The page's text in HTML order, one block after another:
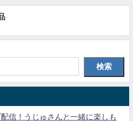
検索
配信！うじゅさんと一緒に楽しも